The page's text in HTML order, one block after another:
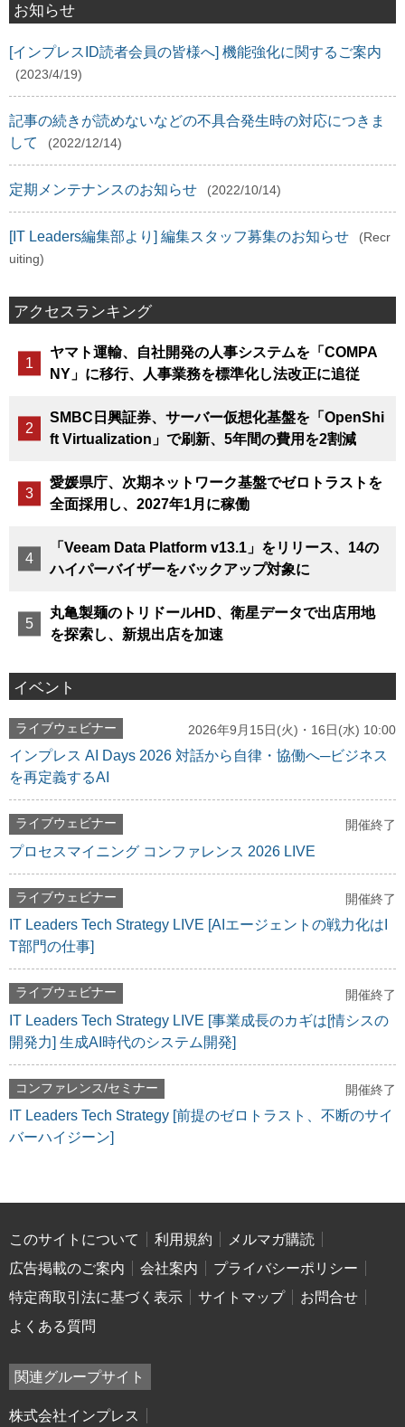
お知らせ
[インプレスID読者会員の皆様へ] 機能強化に関するご案内
(2023/4/19)
記事の続きが読めないなどの不具合発生時の対応につきま
して
(2022/12/14)
定期メンテナンスのお知らせ (2022/10/14)
[IT Leaders編集部より] 編集スタッフ募集のお知らせ
(Recr
uiting)
アクセスランキング
ヤマト運輸、自社開発の人事システムを「COMPA
NY」に移行、人事業務を標準化し法改正に追従
SMBC日興証券、サーバー仮想化基盤を「OpenShi
ft Virtualization」で刷新、5年間の費用を2割減
愛媛県庁、次期ネットワーク基盤でゼロトラストを
全面採用し、2027年1月に稼働
「Veeam Data Platform v13.1」をリリース、14の
ハイパーバイザーをバックアップ対象に
丸亀製麺のトリドールHD、衛星データで出店用地
を探索し、新規出店を加速
イベント
ライブウェビナー 2026年9月15日(火)・16日(水) 10:00
インプレス AI Days 2026 対話から自律・協働へ─ビジネス
を再定義するAI
ライブウェビナー 開催終了
プロセスマイニング コンファレンス 2026 LIVE
ライブウェビナー 開催終了
IT Leaders Tech Strategy LIVE [AIエージェントの戦力化はI
T部門の仕事]
ライブウェビナー 開催終了
IT Leaders Tech Strategy LIVE [事業成長のカギは[情シスの
開発力] 生成AI時代のシステム開発]
コンファレンス/セミナー 開催終了
IT Leaders Tech Strategy [前提のゼロトラスト、不断のサイ
バーハイジーン]
このサイトについて 利用規約
メルマガ購読
広告掲載のご案内
会社案内
プライバシーポリシー
特定商取引法に基づく表示
サイトマップ
お問合せ
よくある質問
関連グループサイト
株式会社インプレス